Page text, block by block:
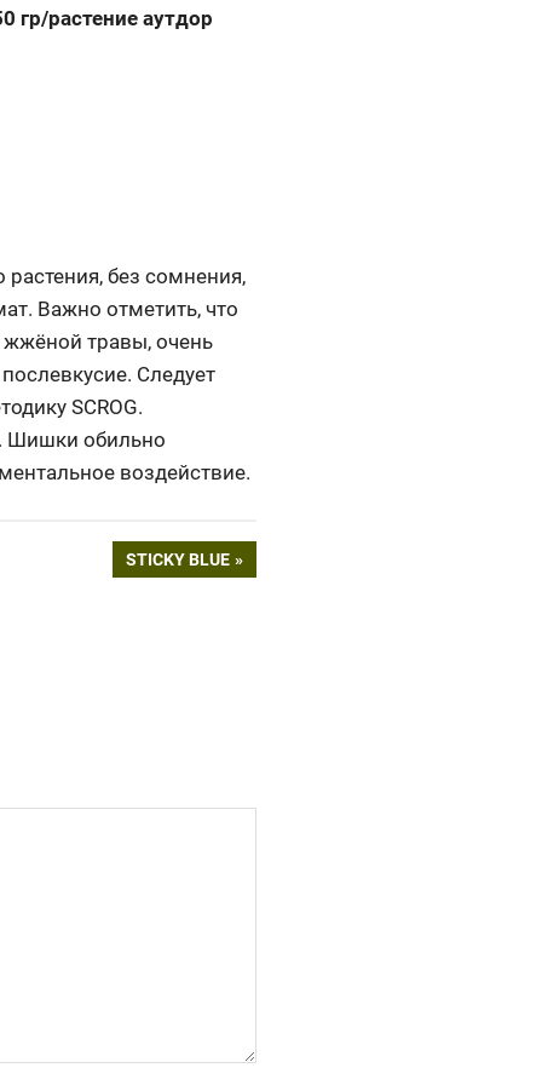
гр/растение аутдор
без сомнения,
Важно отметить, что
жжёной травы, очень
Следует
SCROG.
Шишки обильно
воздействие.
NEXT
STICKY BLUE